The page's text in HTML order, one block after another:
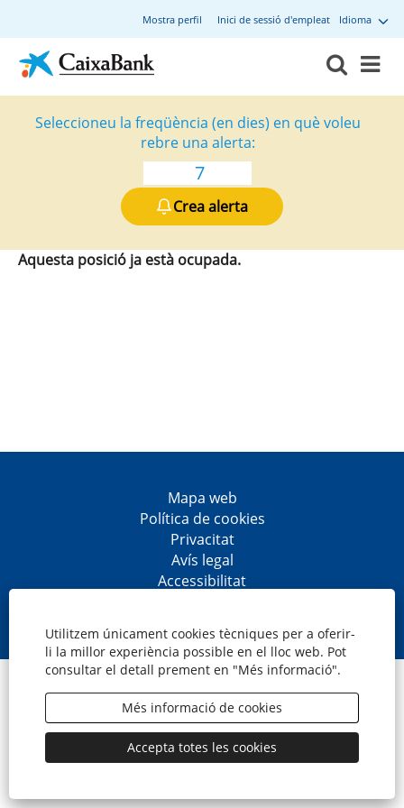
Utilitzem únicament cookies tècniques per a oferir-
li la millor experiència possible en el lloc web. Pot
consultar el detall prement en "Més informació".
Més informació de cookies
Accepta totes les cookies
Idioma
Mostra perfil Inici de sessió d'empleat
Seleccioneu la freqüència (en dies) en què voleu
rebre una alerta:
Crea alerta
Aquesta posició ja està ocupada.
Mapa web
Política de cookies
Privacitat
Avís legal
Accessibilitat
o
b
r
e
n
u
n
a
p
t
o
b
r
e
n
u
n
a
p
t
o
b
r
e
n
u
n
a
p
t
o
b
r
e
n
u
n
a
p
t
© CaixaBank, S.A.